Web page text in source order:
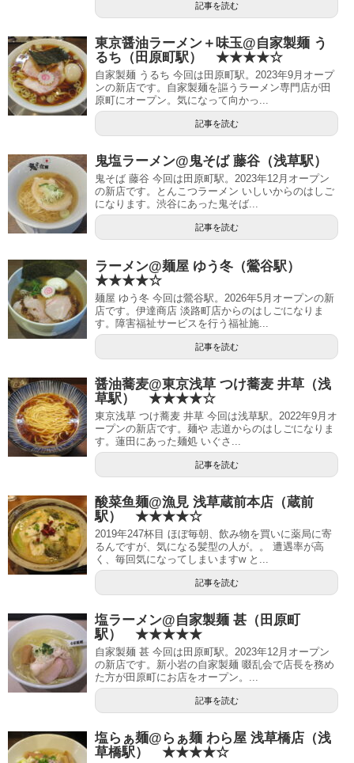
記事を読む
東京醤油ラーメン＋味玉@自家製麺 う
るち（田原町駅） ★★★★☆
自家製麺 うるち 今回は田原町駅。2023年9月オープ
ンの新店です。自家製麺を謳うラーメン専門店が田
原町にオープン。気になって向かっ...
記事を読む
鬼塩ラーメン@鬼そば 藤谷（浅草駅）
鬼そば 藤谷 今回は田原町駅。2023年12月オープン
の新店です。とんこつラーメン いしいからのはしご
になります。渋谷にあった鬼そば...
記事を読む
ラーメン@麺屋 ゆう冬（鶯谷駅）
★★★★☆
麺屋 ゆう冬 今回は鶯谷駅。2026年5月オープンの新
店です。伊達商店 淡路町店からのはしごになりま
す。障害福祉サービスを行う福祉施...
記事を読む
醤油蕎麦@東京浅草 つけ蕎麦 井草（浅
草駅） ★★★★☆
東京浅草 つけ蕎麦 井草 今回は浅草駅。2022年9月オ
ープンの新店です。麺や 志道からのはしごになりま
す。蓮田にあった麺処 いぐさ...
記事を読む
酸菜鱼麺@漁見 浅草蔵前本店（蔵前
駅） ★★★★☆
2019年247杯目 ほぼ毎朝、飲み物を買いに薬局に寄
るんですが、気になる髪型の人が。。 遭遇率が高
く、毎回気になってしまいますw と...
記事を読む
塩ラーメン@自家製麺 甚（田原町
駅） ★★★★★
自家製麺 甚 今回は田原町駅。2023年12月オープン
の新店です。新小岩の自家製麺 啜乱会で店長を務め
た方が田原町にお店をオープン。...
記事を読む
塩らぁ麺@らぁ麺 わら屋 浅草橋店（浅
草橋駅） ★★★★☆